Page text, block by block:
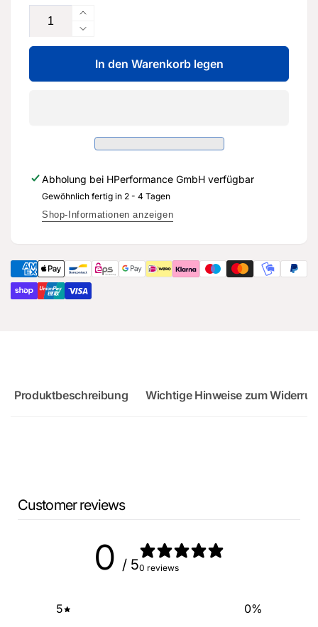
Erhöhe
die
Menge
für
Sitzgestellverleidung
325
Original
Ersatzteil
für
Verringere
die
Menge
für
881
325
-
Original
Ersatzteil
RS3
Sportback
In den Warenkorb legen
Abholung bei HPerformance GmbH verfügbar
Gewöhnlich fertig in 2 - 4 Tagen
Shop-Informationen anzeigen
Produktbeschreibung Wichtige Hinweise zum
Customer reviews
0 / 50 reviews
5 0%